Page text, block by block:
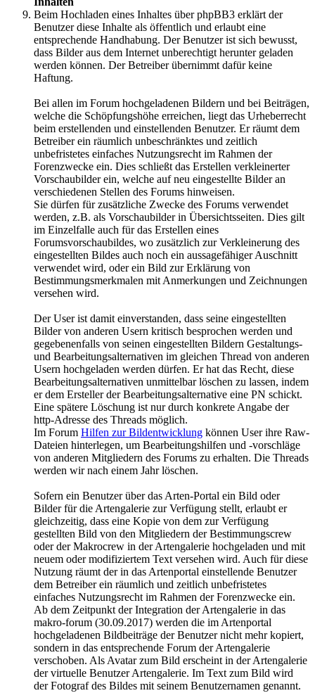
Beim Hochladen eines Inhaltes über phpBB3 erklärt der
Benutzer diese Inhalte als öffentlich und erlaubt eine
entsprechende Handhabung. Der Benutzer ist sich bewusst,
dass Bilder aus dem Internet unberechtigt herunter geladen
werden können. Der Betreiber übernimmt dafür keine
Haftung.
Bei allen im Forum hochgeladenen Bildern und bei Beiträgen,
welche die Schöpfungshöhe erreichen, liegt das Urheberrecht
beim erstellenden und einstellenden Benutzer. Er räumt dem
Betreiber ein räumlich unbeschränktes und zeitlich
unbefristetes einfaches Nutzungsrecht im Rahmen der
Forenzwecke ein. Dies schließt das Erstellen verkleinerter
Vorschaubilder ein, welche auf neu eingestellte Bilder an
verschiedenen Stellen des Forums hinweisen.
Sie dürfen für zusätzliche Zwecke des Forums verwendet
werden, z.B. als Vorschaubilder in Übersichtsseiten. Dies gilt
im Einzelfalle auch für das Erstellen eines
Forumsvorschaubildes, wo zusätzlich zur Verkleinerung des
eingestellten Bildes auch noch ein aussagefähiger Auschnitt
verwendet wird, oder ein Bild zur Erklärung von
Bestimmungsmerkmalen mit Anmerkungen und Zeichnungen
versehen wird.
Der User ist damit einverstanden, dass seine eingestellten
Bilder von anderen Usern kritisch besprochen werden und
gegebenenfalls von seinen eingestellten Bildern Gestaltungs-
und Bearbeitungsalternativen im gleichen Thread von anderen
Usern hochgeladen werden dürfen. Er hat das Recht, diese
Bearbeitungsalternativen unmittelbar löschen zu lassen, indem
er dem Ersteller der Bearbeitungsalternative eine PN schickt.
Eine spätere Löschung ist nur durch konkrete Angabe der
http-Adresse des Threads möglich.
Im Forum Hilfen zur Bildentwicklung können User ihre Raw-
Dateien hinterlegen, um Bearbeitungshilfen und -vorschläge
von anderen Mitgliedern des Forums zu erhalten. Die Threads
werden wir nach einem Jahr löschen.
Sofern ein Benutzer über das Arten-Portal ein Bild oder
Bilder für die Artengalerie zur Verfügung stellt, erlaubt er
gleichzeitig, dass eine Kopie von dem zur Verfügung
gestellten Bild von den Mitgliedern der Bestimmungscrew
oder der Makrocrew in der Artengalerie hochgeladen und mit
neuem oder modifiziertem Text versehen wird. Auch für diese
Nutzung räumt der in das Artenportal einstellende Benutzer
dem Betreiber ein räumlich und zeitlich unbefristetes
einfaches Nutzungsrecht im Rahmen der Forenzwecke ein.
Ab dem Zeitpunkt der Integration der Artengalerie in das
makro-forum (30.09.2017) werden die im Artenportal
hochgeladenen Bildbeiträge der Benutzer nicht mehr kopiert,
sondern in das entsprechende Forum der Artengalerie
verschoben. Als Avatar zum Bild erscheint in der Artengalerie
der virtuelle Benutzer Artengalerie. Im Text zum Bild wird
der Fotograf des Bildes mit seinem Benutzernamen genannt.